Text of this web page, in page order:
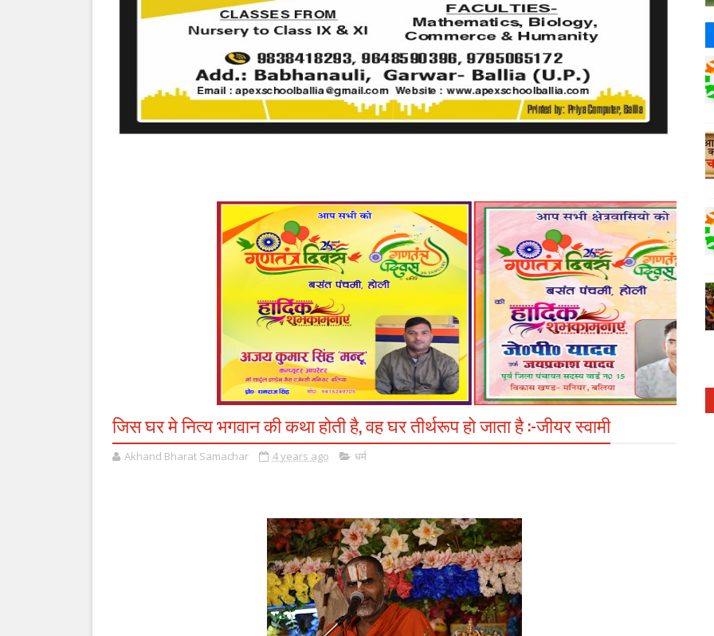
जिस घर मे नित्य भगवान की कथा होती है, वह घर तीर्थरूप हो जाता है :-जीयर स्वामी
Akhand Bharat Samachar 4 years ago धर्म